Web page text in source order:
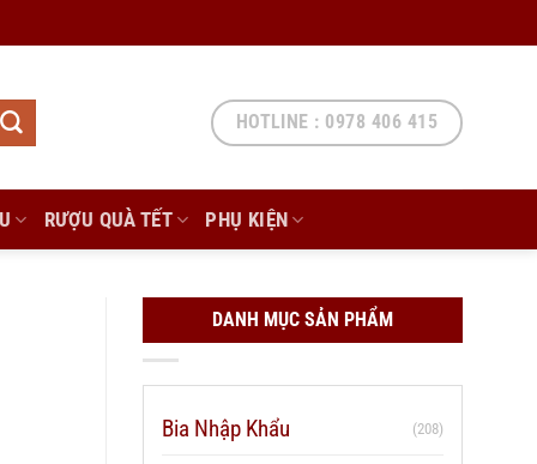
HOTLINE : 0978 406 415
RƯỢU QUÀ TẾT PHỤ KIỆN
DANH MỤC SẢN PHẨM
Bia Nhập Khẩu (208)